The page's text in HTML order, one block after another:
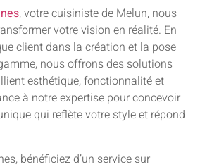
, votre cuisiniste de Melun, nous
votre vision en réalité. En
client dans la création et la pose
nous offrons des solutions
esthétique, fonctionnalité et
à notre expertise pour concevoir
qui reflète votre style et répond
bénéficiez d’un service sur